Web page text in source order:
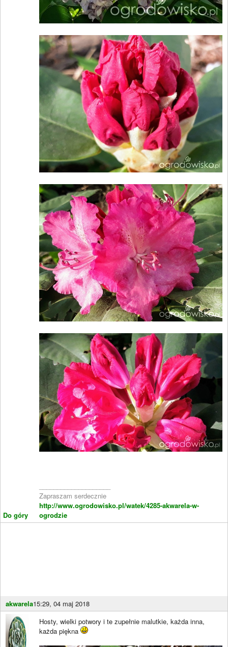
Do góry
Zapraszam serdecznie
http://www.ogrodowisko.pl/watek/4285-akwarela-w-
ogrodzie
akwarela15:29, 04 maj 2018
Hosty, wielki potwory i te zupełnie malutkie, każda inna,
każda piękna